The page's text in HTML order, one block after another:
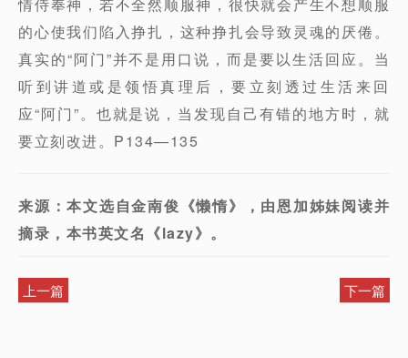
的心使我们陷入挣扎，这种挣扎会导致灵魂的厌倦。
真实的“阿门”并不是用口说，而是要以生活回应。当
听到讲道或是领悟真理后，要立刻透过生活来回
应“阿门”。也就是说，当发现自己有错的地方时，就
要立刻改进。P134—135
来源：本文选自金南俊《懒惰》，由恩加姊妹阅读并
摘录，本书英文名《lazy》。
上一篇 下一篇